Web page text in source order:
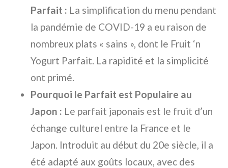
Parfait : La simplification du menu pendant
la pandémie de COVID-19 a eu raison de
nombreux plats « sains », dont le Fruit ‘n
Yogurt Parfait. La rapidité et la simplicité
ont primé.
Pourquoi le Parfait est Populaire au
Japon : Le parfait japonais est le fruit d’un
échange culturel entre la France et le
Japon. Introduit au début du 20e siècle, il a
été adapté aux goûts locaux, avec des